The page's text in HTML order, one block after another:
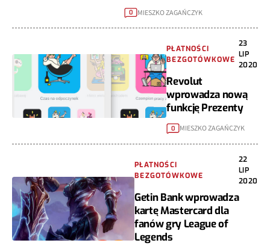
0 MIESZKO ZAGAŃCZYK
PŁATNOŚCI
BEZGOTÓWKOWE
23
LIP
2020
Revolut
wprowadza nową
funkcję Prezenty
0 MIESZKO ZAGAŃCZYK
PŁATNOŚCI
BEZGOTÓWKOWE
22
LIP
2020
Getin Bank wprowadza
kartę Mastercard dla
fanów gry League of
Legends